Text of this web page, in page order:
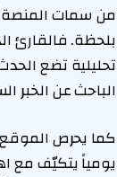
من سمات المنصة
بلحظة. فالقارئ
تحليلية تضع
الباحث عن الخبر
كما يحرص
يومياً يتكيّف مع